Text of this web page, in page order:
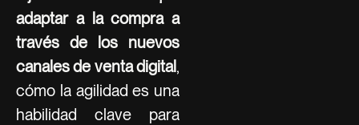
adaptar a la compra a
través de los nuevos
canales de venta digital,
cómo la agilidad es una
habilidad clave para